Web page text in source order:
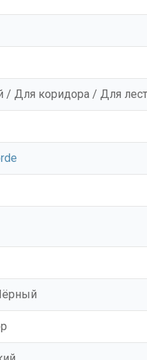
/ Для коридора / Для